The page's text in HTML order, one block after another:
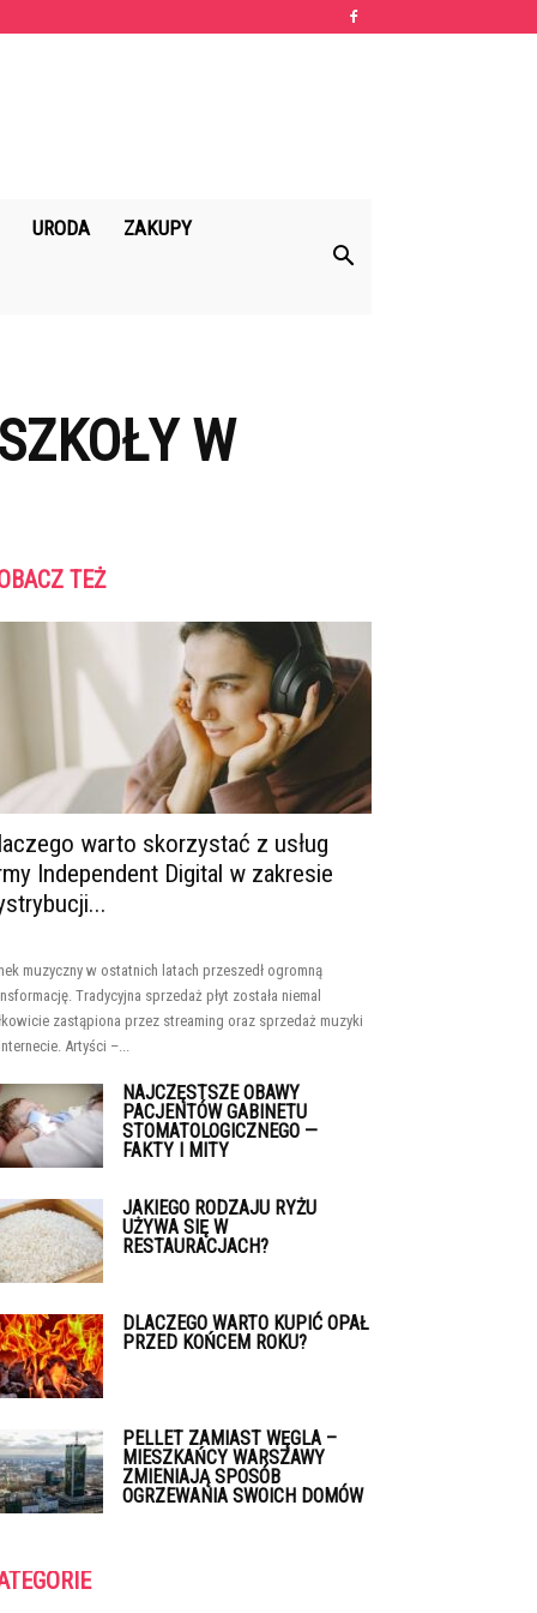
URODA ZAKUPY
W
TEŻ
warto skorzystać z usług
Independent Digital w zakresie
muzyczny w ostatnich latach przeszedł ogromną
Tradycyjna sprzedaż płyt została niemal
zastąpiona przez streaming oraz sprzedaż muzyki
Artyści –...
NAJCZĘSTSZE OBAWY
PACJENTÓW GABINETU
STOMATOLOGICZNEGO —
FAKTY I MITY
JAKIEGO RODZAJU RYŻU
UŻYWA SIĘ W
RESTAURACJACH?
DLACZEGO WARTO KUPIĆ OPAŁ
PRZED KOŃCEM ROKU?
PELLET ZAMIAST WĘGLA –
MIESZKAŃCY WARSZAWY
ZMIENIAJĄ SPOSÓB
OGRZEWANIA SWOICH DOMÓW